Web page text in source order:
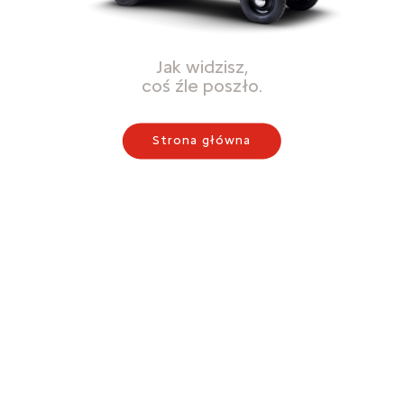
Jak widzisz,
coś źle poszło.
Strona główna